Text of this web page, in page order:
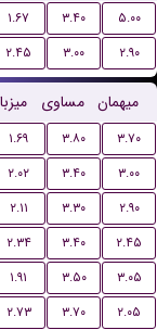
۱.۶۷ ۳.۴۰
۵.۰۰
۲.۴۵ ۳.۰۰ ۲.۹۰
مساوی میهمان
۱.۶۹ ۳.۸۰
۳.۷۰
۲.۰۲ ۳.۴۰
۳.۰۰
۲.۱۱ ۳.۳۰
۲.۹۰
۲.۳۴ ۳.۴۰
۲.۴۵
۱.۹۱ ۳.۵۰
۳.۰۵
۲.۷۳ ۳.۷۰
۲.۰۵